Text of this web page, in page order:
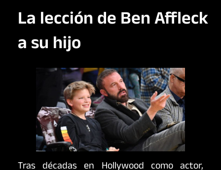
La lección de Ben Affleck
a su hijo